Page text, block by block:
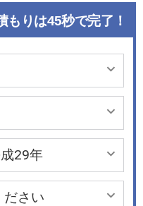
アルミニウムのサ
ービットグレイと
専用19インチアロイ
つスポーティなスタ
げている。 インテリ
いコンビネーション
ダコタレザーシート
付いた限定車バッチ
リムとともに、限定
る。
もりは45秒で完了！